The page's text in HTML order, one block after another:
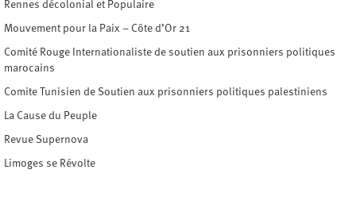
Rennes décolonial et Populaire
Mouvement pour la Paix – Côte d’Or 21
Comité Rouge Internationaliste de soutien aux prisonniers politiques
marocains
Comite Tunisien de Soutien aux prisonniers politiques palestiniens
La Cause du Peuple
Revue Supernova
Limoges se Révolte